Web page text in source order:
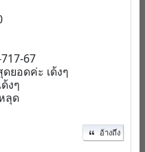
67
ยอดค่ะ เด้งๆ
งๆ
ลุด
อ้างถึง